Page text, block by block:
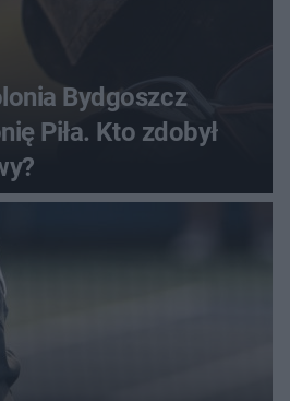
Bydgoszcz
Piła. Kto zdobył